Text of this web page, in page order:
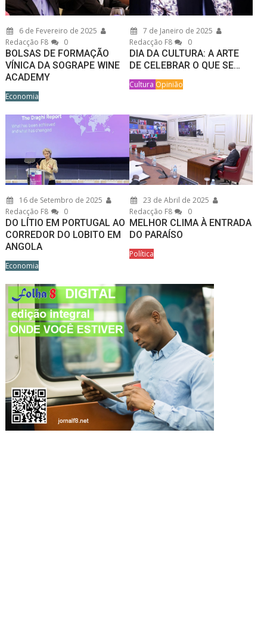
6 de Fevereiro de 2025
Redacção F8
0
BOLSAS DE FORMAÇÃO
VÍNICA DA SOGRAPE WINE
ACADEMY
Economia
7 de Janeiro de 2025
Redacção F8
0
DIA DA CULTURA: A ARTE
DE CELEBRAR O QUE SE…
Cultura Opinião
16 de Setembro de 2025
Redacção F8
0
DO LÍTIO EM PORTUGAL AO
CORREDOR DO LOBITO EM
ANGOLA
Economia
23 de Abril de 2025
Redacção F8
0
MELHOR CLIMA À ENTRADA
DO PARAÍSO
Política